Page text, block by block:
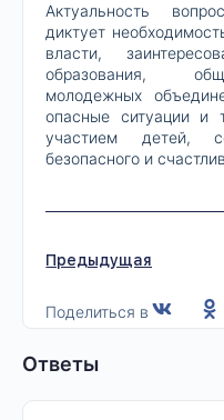
Актуальность
диктует
власти,
образования,
молодежных
опасные ситуации и
участием детей,
безопасного и
Предыдущая
Поделиться в
Ответы